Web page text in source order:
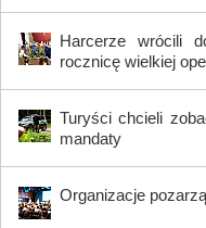
Harcerze wrócili
rocznicę wielkiej
Turyści chcieli
mandaty
Organizacje